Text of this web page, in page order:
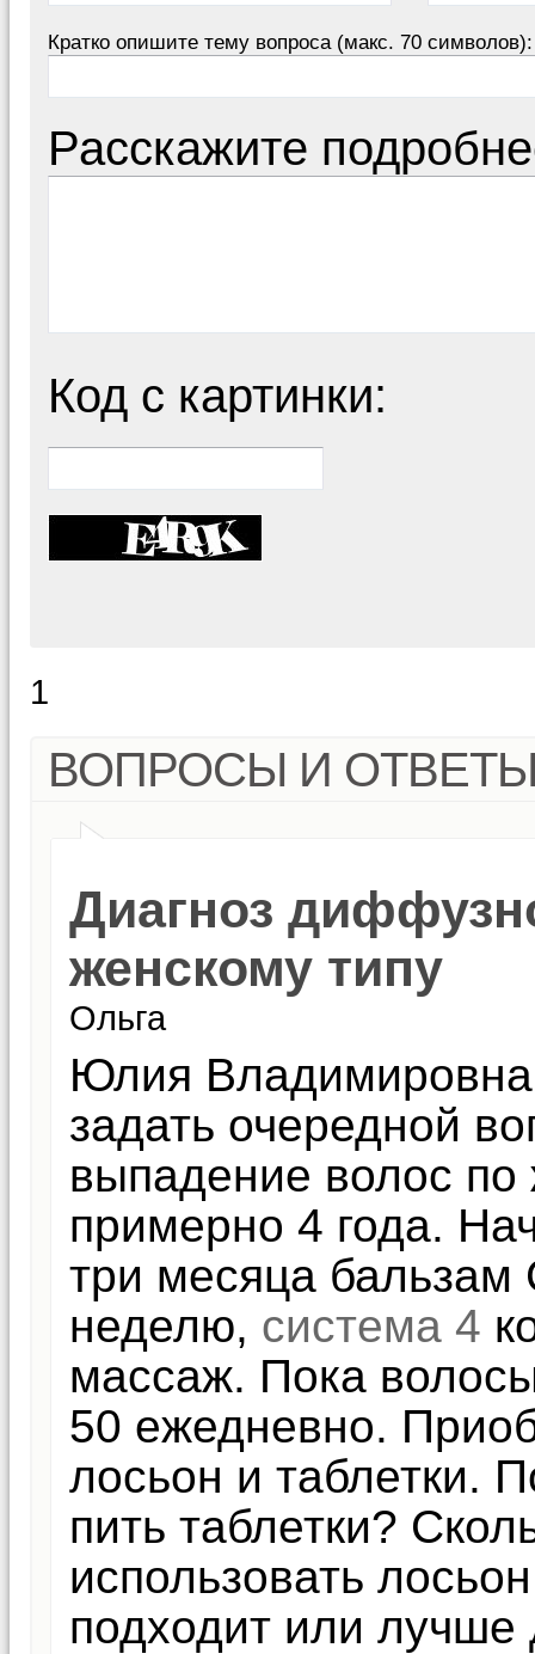
Кратко опишите тему вопроса (макс. 70 символов):
Расскажите
Код с картинки:
1
ВОПРОСЫ И
Диагноз
женскому типу
Ольга
Юлия
задать очередной
выпадение волос по
примерно 4 года.
три месяца
неделю, система 4
массаж. Пока
50 ежедневно.
лосьон и таблетки.
пить таблетки?
использовать
подходит или лучше